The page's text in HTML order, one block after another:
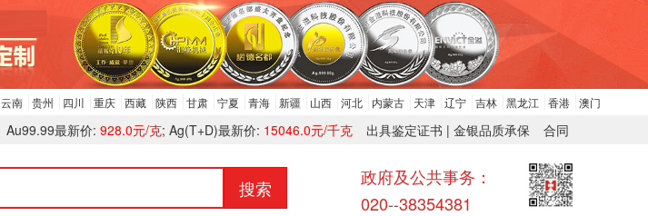
云南 贵州 四川 重庆 西藏 陕西 甘肃 宁夏 青海 新疆 山西 河北 内蒙古 天津 辽宁 吉林 黑龙江 香港 澳门
合同
出具鉴定证书 | 金银品质承保
Au99.99最新价: 928.0元/克; Ag(T+D)最新价: 15046.0元/千克
搜索
政府及公共事务：
020--38354381